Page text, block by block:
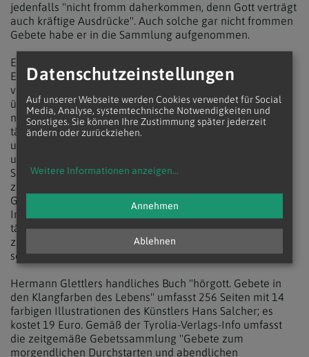
jedenfalls "nicht fromm daherkommen, denn Gott verträgt
auch kräftige Ausdrücke". Auch solche gar nicht frommen
Gebete habe er in die Sammlung aufgenommen.
Eine besonders wichtige Spur für heutiges Beten sei das
Einüben von Dankbarkeit: "Wir leben in einer Zeit der
vorprogrammierten Enttäuschungen, weil wir den
übertriebenen Ansprüchen nach einem perfekten Leben
nie genügen können", so Bischof Glettler. Deshalb sei ein
tägliches Dankgebet ein wirksames Heilmittel, um der
unstillbaren Gier nach Immer-Mehr entgegenzuwirken
und eine tiefe Wertschätzung vor dem Geschenk der
Schöpfung zu bekunden. "Dankbarkeit ist der Königsweg
zu Gott. Die Not ist lediglich der Fluchtweg, der durch
Gerümpel auch verstellt sein könnte", erläutert der
Innsbrucker Diözesanbischof, der eingestand, auch selbst
täglich um eine ausreichende Zeit für das Gebet kämpfen
zu müssen. "Alles andere scheint immer dringlicher zu
sein."
Hermann Glettlers handliches Buch "hörgott. Gebete in
den Klangfarben des Lebens" umfasst 256 Seiten mit 14
farbigen Illustrationen des Künstlers Hans Salcher; es
kostet 19 Euro. Gemäß der Tyrolia-Verlags-Info umfasst
die zeitgemäße Gebetssammlung "Gebete zum
morgendlichen Durchstarten und abendlichen
Datenschutzeinstellungen
Auf unserer Webseite werden Cookies verwendet für Social
Media, Analyse, systemtechnische Notwendigkeiten und
Sonstiges. Sie können Ihre Zustimmung später jederzeit
ändern oder zurückziehen.
Weitere Informationen anzeigen...
Ablehnen
Annehmen